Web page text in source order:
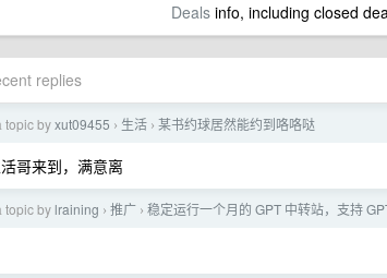
Dealsinfo, including closed
replies
topic byxut09455 › 生活 › 某书约球居然能约到咯咯哒
哥来到，满意离
topic by lraining › 推广 › 稳定运行一个月的 GPT 中转站，支持